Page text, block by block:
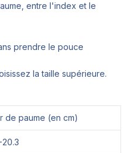
entre l'index et le
prendre le pouce
la taille supérieure.
de paume (en cm)
20.3